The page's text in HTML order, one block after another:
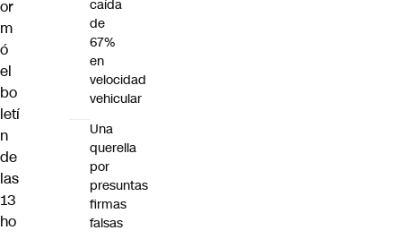
or
m
ó
el
bo
letí
n
de
las
13
ho
caída
de
67%
en
velocidad
vehicular
Una
querella
por
presuntas
firmas
falsas